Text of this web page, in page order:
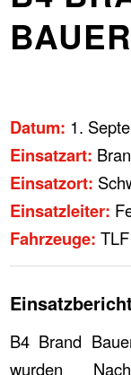
Datum: 1.
Einsatzart:
Einsatzort:
Einsatzleiter:
Fahrzeuge:
B4 Brand
wurden